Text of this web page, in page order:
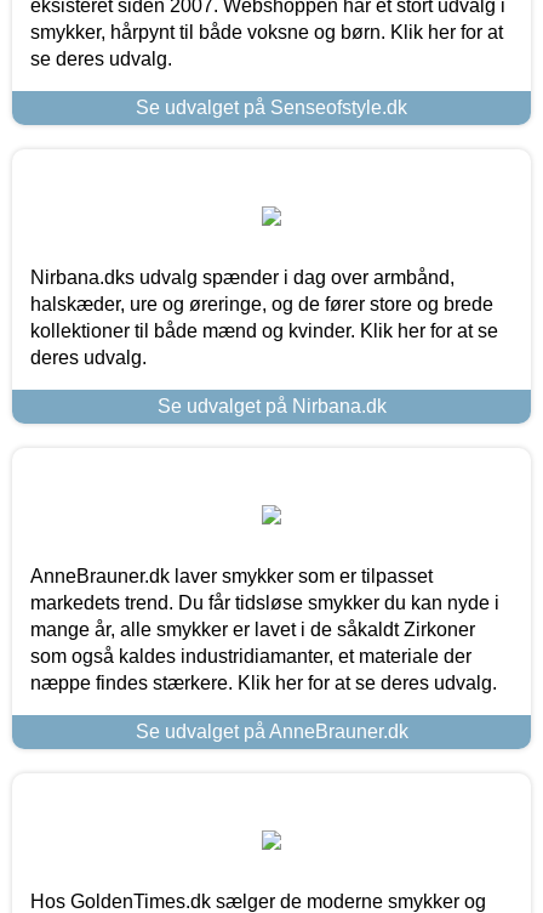
eksisteret siden 2007. Webshoppen har et stort udvalg i
smykker, hårpynt til både voksne og børn. Klik her for at
se deres udvalg.
Se udvalget på Senseofstyle.dk
Nirbana.dks udvalg spænder i dag over armbånd,
halskæder, ure og øreringe, og de fører store og brede
kollektioner til både mænd og kvinder. Klik her for at se
deres udvalg.
Se udvalget på Nirbana.dk
AnneBrauner.dk laver smykker som er tilpasset
markedets trend. Du får tidsløse smykker du kan nyde i
mange år, alle smykker er lavet i de såkaldt Zirkoner
som også kaldes industridiamanter, et materiale der
næppe findes stærkere. Klik her for at se deres udvalg.
Se udvalget på AnneBrauner.dk
Hos GoldenTimes.dk sælger de moderne smykker og